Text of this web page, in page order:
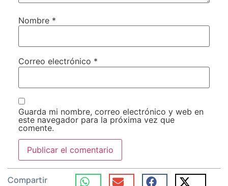
Nombre *
Correo electrónico *
Guarda mi nombre, correo electrónico y web en
este navegador para la próxima vez que
comente.
Compartir